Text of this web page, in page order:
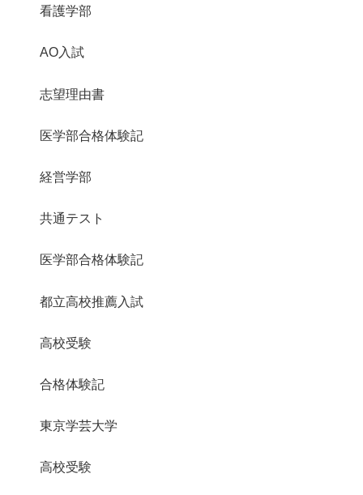
看護学部
AO入試
志望理由書
医学部合格体験記
経営学部
共通テスト
医学部合格体験記
都立高校推薦入試
高校受験
合格体験記
東京学芸大学
高校受験